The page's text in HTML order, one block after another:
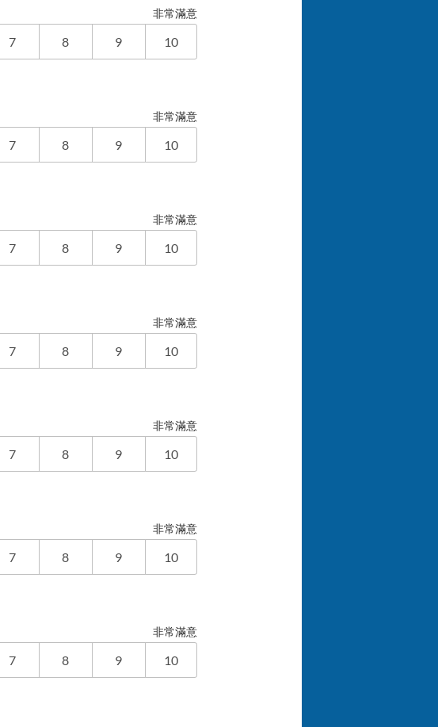
非常滿意
7 8 9 10
非常滿意
7 8 9 10
非常滿意
7 8 9 10
非常滿意
7 8 9 10
非常滿意
7 8 9 10
非常滿意
7 8 9 10
非常滿意
7 8 9 10